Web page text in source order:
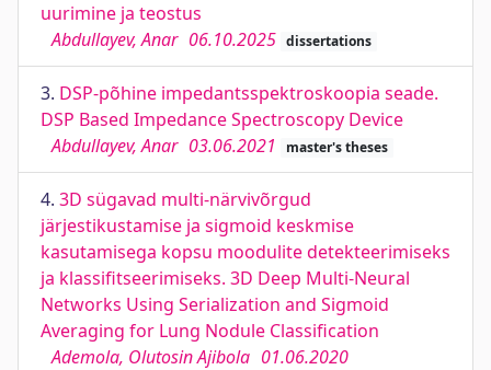
uurimine ja teostus
Abdullayev, Anar 06.10.2025 dissertations
3. DSP-põhine impedantsspektroskoopia seade.
DSP Based Impedance Spectroscopy Device
Abdullayev, Anar 03.06.2021 master's theses
4. 3D sügavad multi-närvivõrgud
järjestikustamise ja sigmoid keskmise
kasutamisega kopsu moodulite detekteerimiseks
ja klassifitseerimiseks. 3D Deep Multi-Neural
Networks Using Serialization and Sigmoid
Averaging for Lung Nodule Classification
Ademola, Olutosin Ajibola 01.06.2020